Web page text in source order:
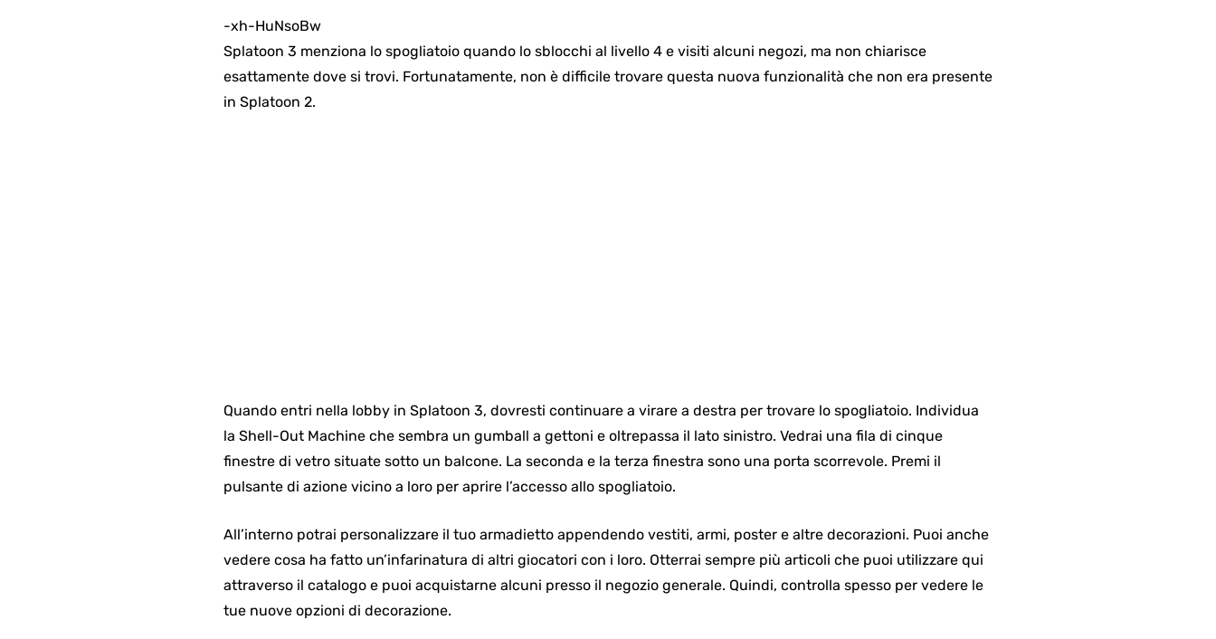
-xh-HuNsoBw
Splatoon 3 menziona lo spogliatoio quando lo sblocchi al livello 4 e visiti alcuni negozi, ma non chiarisce
esattamente dove si trovi. Fortunatamente, non è difficile trovare questa nuova funzionalità che non era presente
in Splatoon 2.
Quando entri nella lobby in Splatoon 3, dovresti continuare a virare a destra per trovare lo spogliatoio. Individua
la Shell-Out Machine che sembra un gumball a gettoni e oltrepassa il lato sinistro. Vedrai una fila di cinque
finestre di vetro situate sotto un balcone. La seconda e la terza finestra sono una porta scorrevole. Premi il
pulsante di azione vicino a loro per aprire l’accesso allo spogliatoio.
All’interno potrai personalizzare il tuo armadietto appendendo vestiti, armi, poster e altre decorazioni. Puoi anche
vedere cosa ha fatto un’infarinatura di altri giocatori con i loro. Otterrai sempre più articoli che puoi utilizzare qui
attraverso il catalogo e puoi acquistarne alcuni presso il negozio generale. Quindi, controlla spesso per vedere le
tue nuove opzioni di decorazione.